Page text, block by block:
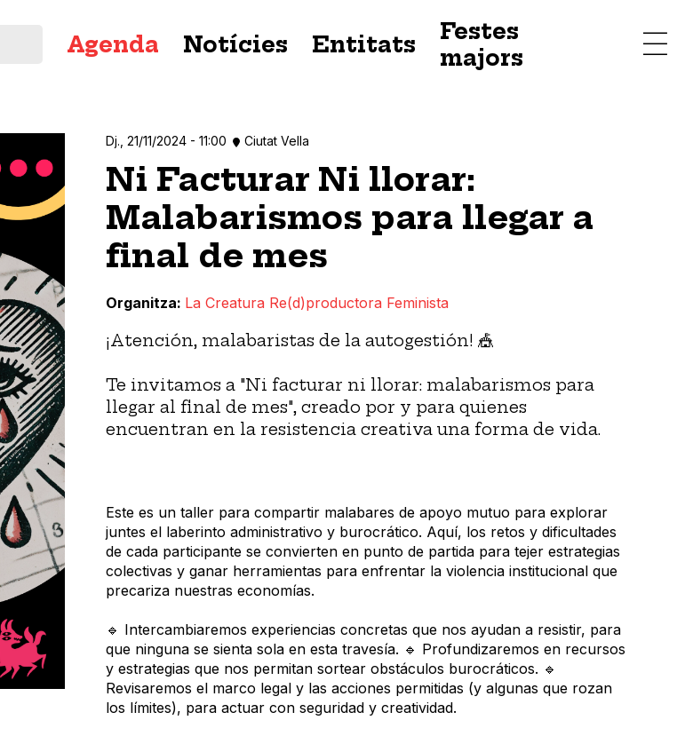
principal
Agenda Notícies Entitats
Festes
majors
Dj., 21/11/2024 - 11:00 Ciutat Vella
Ni Facturar Ni llorar:
Malabarismos para llegar a
final de mes
Organitza La Creatura Re(d)productora Feminista
¡Atención, malabaristas de la autogestión! 🎪
Te invitamos a "Ni facturar ni llorar: malabarismos para
llegar al final de mes", creado por y para quienes
encuentran en la resistencia creativa una forma de vida.
Este es un taller para compartir malabares de apoyo mutuo para explorar
juntes el laberinto administrativo y burocrático. Aquí, los retos y dificultades
de cada participante se convierten en punto de partida para tejer estrategias
colectivas y ganar herramientas para enfrentar la violencia institucional que
precariza nuestras economías.
🔹 Intercambiaremos experiencias concretas que nos ayudan a resistir, para
que ninguna se sienta sola en esta travesía. 🔹 Profundizaremos en recursos
y estrategias que nos permitan sortear obstáculos burocráticos. 🔹
Revisaremos el marco legal y las acciones permitidas (y algunas que rozan
los límites), para actuar con seguridad y creatividad.